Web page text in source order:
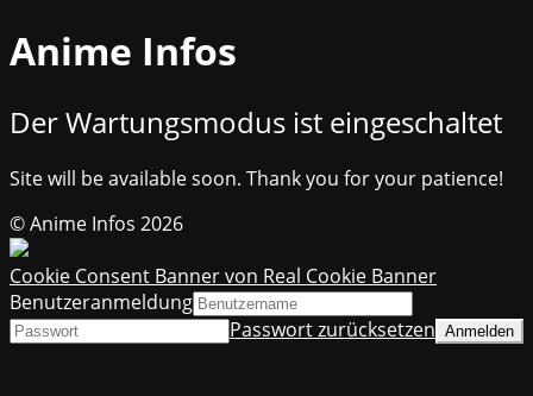
Anime Infos
Der Wartungsmodus ist eingeschaltet
Site will be available soon. Thank you for your patience!
© Anime Infos 2026
Cookie Consent Banner von Real Cookie Banner
Benutzeranmeldung
Passwort zurücksetzen